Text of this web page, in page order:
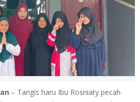
– Tangis haru Ibu Rosniaty pecah